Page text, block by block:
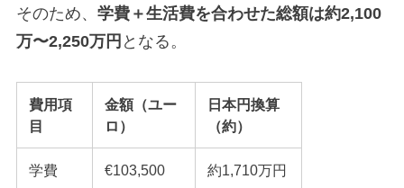
そのため、 学費＋生活費を合わせた総額は約2,100
万〜2,250万円 となる。
費用項
目
金額（ユー
ロ）
日本円換算
（約）
学費 €103,500 約1,710万円